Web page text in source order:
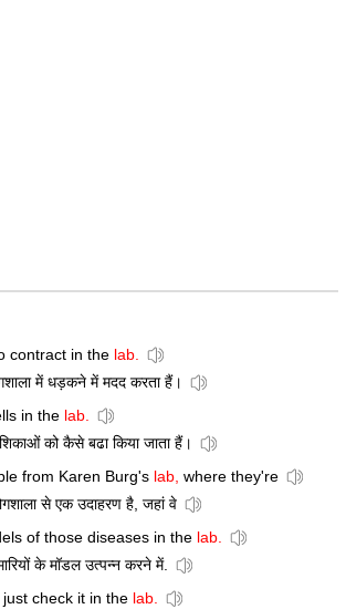
contract in the lab.
में धड़कने में मदद करता हैं।
in the lab.
को कैसे बढा किया जाता हैं।
from Karen Burg's lab, where they're
से एक उदाहरण है, जहां वे
of those diseases in the lab.
के मॉडल उत्पन्न करने में.
check it in the lab.